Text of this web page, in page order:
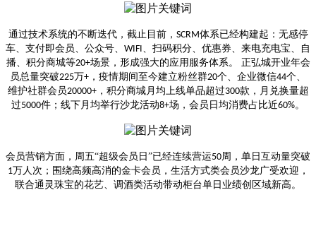
通过技术系统的不断迭代，截止目前， SCRM体系已经构建起：无感停
车、支付即会员、公众号、 WIFI
、扫码积分、优惠券、来电充电宝、自
播、积分商城等20+场景，形成强大的应用服务体系。 正弘城开业年会
员总量突破225万+ ，疫情期间至今建立粉丝群20个、企业微信44个、
维护社群会员20000+，积分商城月均上线单品超过300款，月兑换量超
过5000件；线下月均举行沙龙活动8+场，会员日均消费占比近60%。
会员营销方面，周五“超级会员日”已经连续营运50周，单日互动量突破
1万人次；围绕高频高消的金卡会员，生活方式类会员沙龙广受欢迎，
联合通灵珠宝的花艺、调酒类活动带动柜台单日业绩创区域新高。